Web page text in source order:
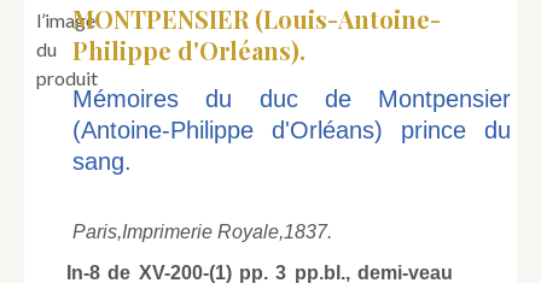
MONTPENSIER (Louis-Antoine-
Philippe d'Orléans).
Mémoires du duc de Montpensier
(Antoine-Philippe d'Orléans) prince du
sang.
Paris,Imprimerie Royale,1837.
In-8 de XV-200-(1) pp. 3 pp.bl., demi-veau